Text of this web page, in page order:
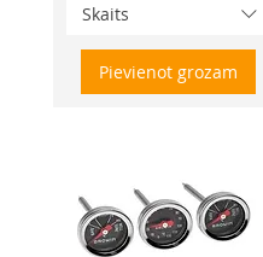
Skaits
Pievienot grozam